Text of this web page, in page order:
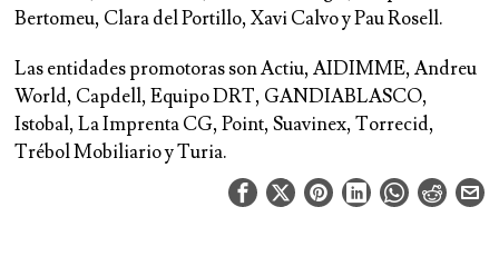
Bertomeu, Clara del Portillo, Xavi Calvo y Pau Rosell.
Las entidades promotoras son Actiu, AIDIMME, Andreu
World, Capdell, Equipo DRT, GANDIABLASCO,
Istobal, La Imprenta CG, Point, Suavinex, Torrecid,
Trébol Mobiliario y Turia.